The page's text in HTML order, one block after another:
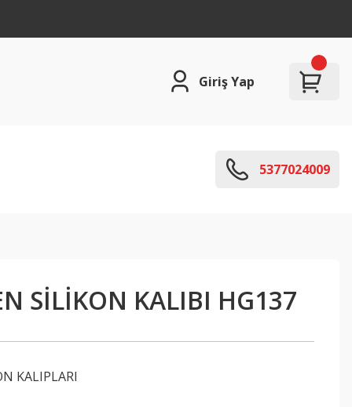
Giriş Yap
5377024009
SİLİKON KALIBI HG137
KALIPLARI